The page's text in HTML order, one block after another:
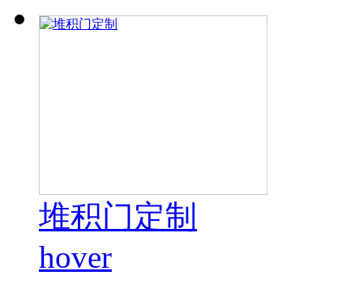
堆积门定制
hover